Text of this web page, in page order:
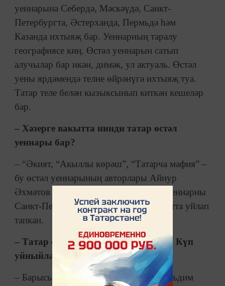
уеннарына Себердә, Мәскәүдә, Санкт-
Петербургта, Әстерханда, Пермьдә һәм
Казанда ихтыяҗ бар. Уеннарның таралу
географиясе киң. Өстәл уеннарын сатып
алучылар бар икән, димәк, ул актуаль. Өстәл
уены ярдәмендә телне өйрәнүгә ихтыяҗ туа.
Татар теле белән кызыксынып киткән кешеләр
бар.
– Хәзерге вакытта нинди татар өстәл
уеннары бар?
– “Әкият, “Акыллы көрәш”, “Татарча мафия” –
бу өстәл уеннарының авторлары Айнур
Әхмәтов белән Наил Шабанов. Алар уеннарны
Санкт-Петербургта бергә укыган вакытта уйлап
тапкан.
– Татар өстәл уеннары популярмы? Күп
уйныйлармы?
– Барысы да өстәл уеннарын дөрес тәкъдим